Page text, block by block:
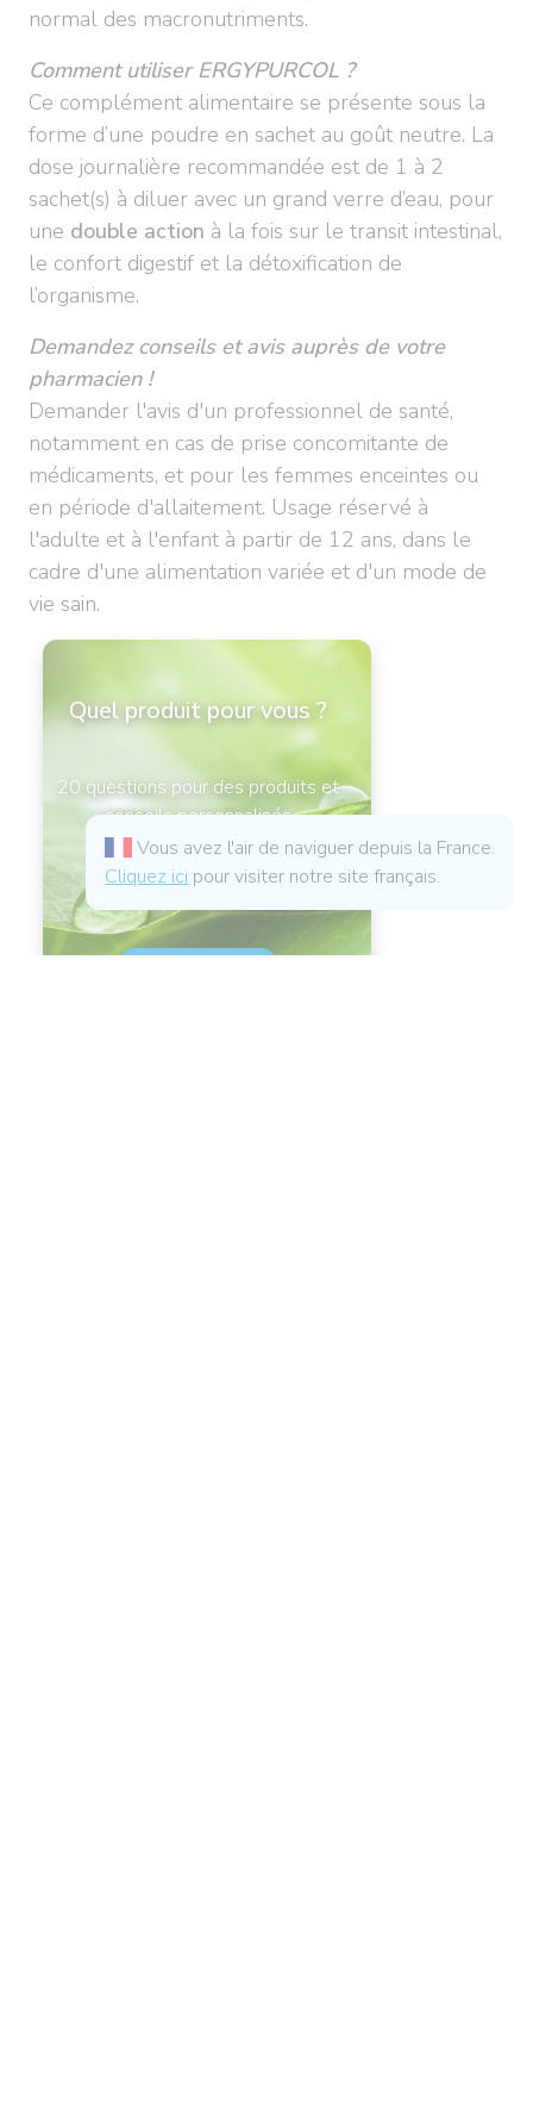
normal des macronutriments.
Comment utiliser ERGYPURCOL ?
Ce complément alimentaire se présente sous la
forme d’une poudre en sachet au goût neutre. La
dose journalière recommandée est de 1 à 2
sachet(s) à diluer avec un grand verre d’eau, pour
une double action à la fois sur le transit intestinal,
le confort digestif et la détoxification de
l’organisme.
Demandez conseils et avis auprès de votre
pharmacien !
Demander l'avis d'un professionnel de santé,
notamment en cas de prise concomitante de
médicaments, et pour les femmes enceintes ou
en période d'allaitement. Usage réservé à
l'adulte et à l'enfant à partir de 12 ans, dans le
cadre d'une alimentation variée et d'un mode de
vie sain.
Quel produit pour vous ?
20 questions pour des produits et
conseils personnalisés
Vous avez l'air de naviguer depuis la France.
Cliquez ici pour visiter notre site français.